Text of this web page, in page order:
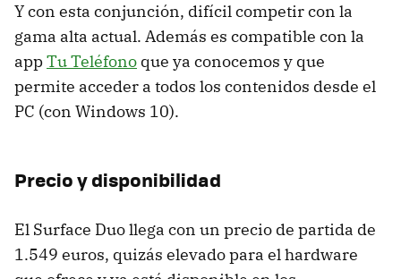
Y con esta conjunción, difícil competir con la
gama alta actual. Además es compatible con la
appTu Teléfono que ya conocemos y que
permite acceder a todos los contenidos desde el
PC (con Windows 10).
Precio y disponibilidad
El Surface Duo llega con un precio de partida de
1.549 euros, quizás elevado para el hardware